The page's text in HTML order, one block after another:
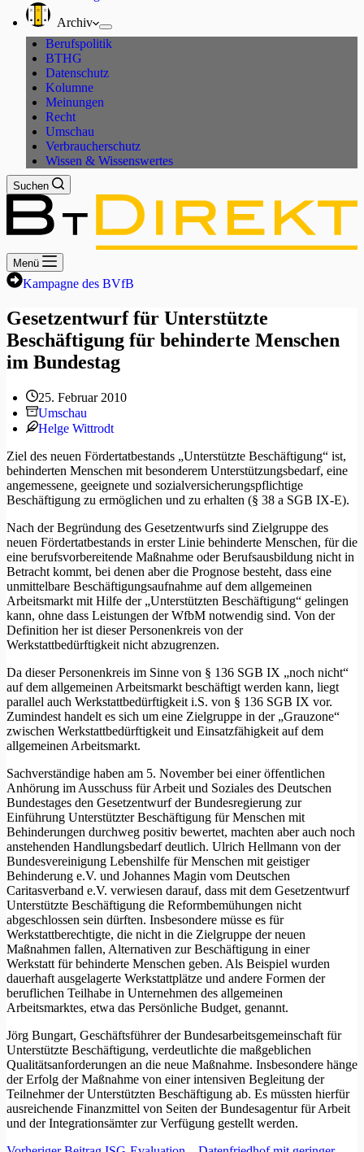
Archiv
Berufspolitik
BTHG
Datenschutz
Kolumne
Meinungen
Recht
Umschau
Verbraucherschutz
Wissen & Wissenswertes
Suchen
Menü
Kampagne des BVfB
Gesetzentwurf für Unterstützte
Beschäftigung für behinderte Menschen
im Bundestag
25. Februar 2010
Umschau
Helge Wittrodt
Ziel des neuen Fördertatbestands „Unterstützte Beschäftigung“ ist,
behinderten Menschen mit besonderem Unterstützungsbedarf, eine
angemessene, geeignete und sozialversicherungspflichtige
Beschäftigung zu ermöglichen und zu erhalten (§ 38 a SGB IX-E).
Nach der Begründung des Gesetzentwurfs sind Zielgruppe des
neuen Fördertatbestands in erster Linie behinderte Menschen, für die
eine berufsvorbereitende Maßnahme oder Berufsausbildung nicht in
Betracht kommt, bei denen aber die Prognose besteht, dass eine
unmittelbare Beschäftigungsaufnahme auf dem allgemeinen
Arbeitsmarkt mit Hilfe der „Unterstützten Beschäftigung“ gelingen
kann, ohne dass Leistungen der WfbM notwendig sind. Von der
Definition her ist dieser Personenkreis von der
Werkstattbedürftigkeit nicht abzugrenzen.
Da dieser Personenkreis im Sinne von § 136 SGB IX „noch nicht“
auf dem allgemeinen Arbeitsmarkt beschäftigt werden kann, liegt
parallel auch Werkstattbedürftigkeit i.S. von § 136 SGB IX vor.
Zumindest handelt es sich um eine Zielgruppe in der „Grauzone“
zwischen Werkstattbedürftigkeit und Einsatzfähigkeit auf dem
allgemeinen Arbeitsmarkt.
Sachverständige haben am 5. November bei einer öffentlichen
Anhörung im Ausschuss für Arbeit und Soziales des Deutschen
Bundestages den Gesetzentwurf der Bundesregierung zur
Einführung Unterstützter Beschäftigung für Menschen mit
Behinderungen durchweg positiv bewertet, machten aber auch noch
anstehenden Handlungsbedarf deutlich. Ulrich Hellmann von der
Bundesvereinigung Lebenshilfe für Menschen mit geistiger
Behinderung e.V. und Johannes Magin vom Deutschen
Caritasverband e.V. verwiesen darauf, dass mit dem Gesetzentwurf
Unterstützte Beschäftigung die Reformbemühungen nicht
abgeschlossen sein dürften. Insbesondere müsse es für
Werkstattberechtigte, die nicht in die Zielgruppe der neuen
Maßnahmen fallen, Alternativen zur Beschäftigung in einer
Werkstatt für behinderte Menschen geben. Als Beispiel wurden
dauerhaft ausgelagerte Werkstattplätze und andere Formen der
beruflichen Teilhabe in Unternehmen des allgemeinen
Arbeitsmarktes, etwa das Persönliche Budget, genannt.
Jörg Bungart, Geschäftsführer der Bundesarbeitsgemeinschaft für
Unterstützte Beschäftigung, verdeutlichte die maßgeblichen
Qualitätsanforderungen an die neue Maßnahme. Insbesondere hänge
der Erfolg der Maßnahme von einer intensiven Begleitung der
Teilnehmer der Unterstützten Beschäftigung ab. Es müssten hierfür
ausreichende Finanzmittel von Seiten der Bundesagentur für Arbeit
und der Integrationsämter zur Verfügung gestellt werden.